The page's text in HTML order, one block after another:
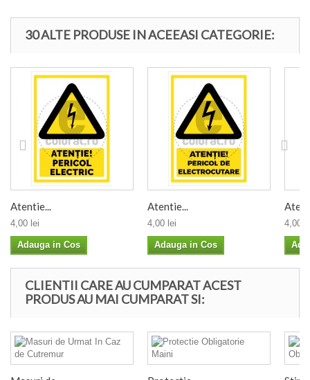
30 ALTE PRODUSE IN ACEEASI CATEGORIE:
Atentie...
4,00 lei
Adauga in Cos
Atentie...
4,00 lei
Adauga in Cos
4,00
CLIENTII CARE AU CUMPARAT ACEST
PRODUS AU MAI CUMPARAT SI: